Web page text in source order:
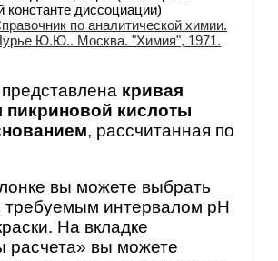
константе диссоциации)
по аналитической химии.
Ю.Ю.. Москва. "Химия", 1971.
кривая
пикриновой кислоты
, рассчитанная по
вы можете выбрать
требуемым интервалом pH
На вкладке
расчета» вы можете